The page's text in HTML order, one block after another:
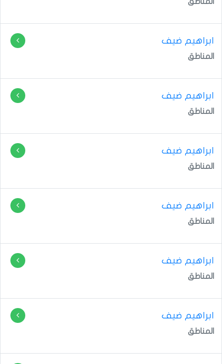
ابراهيم ضيف
المناطق
ابراهيم ضيف
المناطق
ابراهيم ضيف
المناطق
ابراهيم ضيف
المناطق
ابراهيم ضيف
المناطق
ابراهيم ضيف
المناطق